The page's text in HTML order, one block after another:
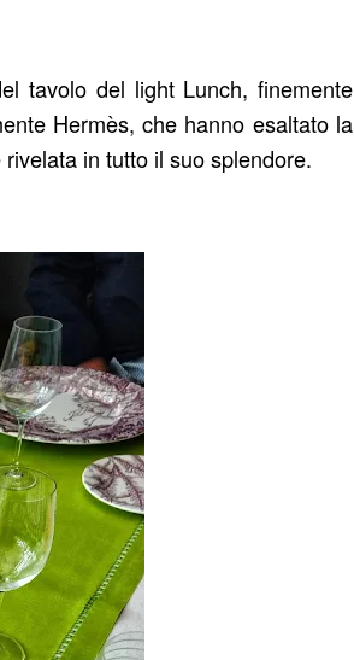
tavolo del light Lunch, finemente
Hermès, che hanno esaltato la
in tutto il suo splendore.